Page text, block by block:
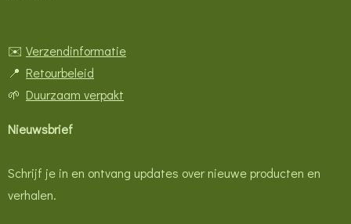
✉️ Verzendinformatie
📍 Retourbeleid
🌱 Duurzaam verpakt
Nieuwsbrief
Schrijf je in en ontvang updates over nieuwe producten en
verhalen.